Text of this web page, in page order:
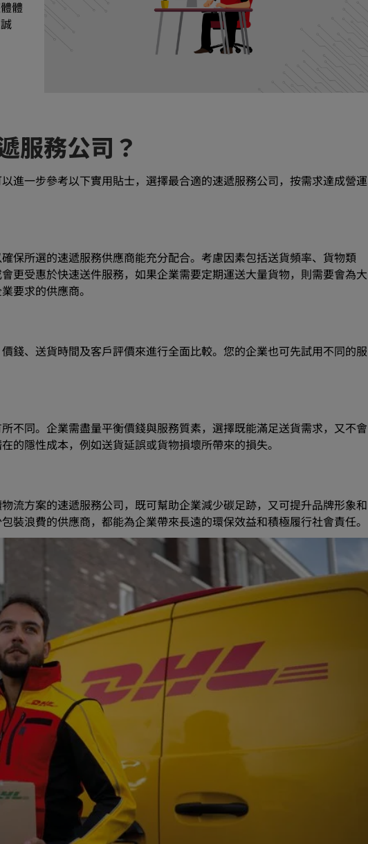
體
服務公司？
進一步參考以下實用貼士，選擇最合適的速遞服務公司，按需求達成營運
保所選的速遞服務供應商能充分配合。考慮因素包括送貨頻率、貨物類
更受惠於快速送件服務，如果企業需要定期運送大量貨物，則需要會為大
要求的供應商。
錢、送貨時間及客戶評價來進行全面比較。您的企業也可先試用不同的服
不同。企業需盡量平衡價錢與服務質素，選擇既能滿足送貨需求，又不會
的隱性成本，例如送貨延誤或貨物損壞所帶來的損失。
流方案的速遞服務公司，既可幫助企業減少碳足跡，又可提升品牌形象和
裝浪費的供應商，都能為企業帶來長遠的環保效益和積極履行社會責任。